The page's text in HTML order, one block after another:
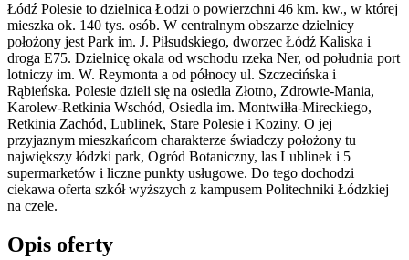
Łódź Polesie to dzielnica Łodzi o powierzchni 46 km. kw., w której
mieszka ok. 140 tys. osób. W centralnym obszarze dzielnicy
położony jest Park im. J. Piłsudskiego, dworzec Łódź Kaliska i
droga E75. Dzielnicę okala od wschodu rzeka Ner, od południa port
lotniczy im. W. Reymonta a od północy ul. Szczecińska i
Rąbieńska. Polesie dzieli się na osiedla Złotno, Zdrowie-Mania,
Karolew-Retkinia Wschód, Osiedla im. Montwiłła-Mireckiego,
Retkinia Zachód, Lublinek, Stare Polesie i Koziny. O jej
przyjaznym mieszkańcom charakterze świadczy położony tu
największy łódzki park, Ogród Botaniczny, las Lublinek i 5
supermarketów i liczne punkty usługowe. Do tego dochodzi
ciekawa oferta szkół wyższych z kampusem Politechniki Łódzkiej
na czele.
Opis oferty